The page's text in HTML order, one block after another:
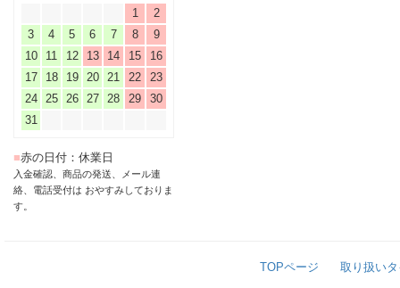
1
2
3
4 5 6 7 8
9
10
11 12 13 14 15
16
17
18 19 20 21 22
23
24
25 26 27 28 29
30
31
■赤の日付：休業日
入金確認、商品の発送、メール連
絡、電話受付は おやすみしておりま
す。
TOPページ 取り扱い